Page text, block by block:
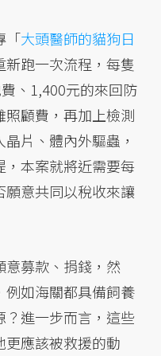
「大頭醫師的貓狗日
新跑一次流程，每隻
、1,400元的來回防
顧費，再加上檢測
片、體內外驅蟲，
，本案就將近需要每
意共同以稅收來讓
募款、捐錢，然
例如海關都具備飼養
？進一步而言，這些
應該被救援的動